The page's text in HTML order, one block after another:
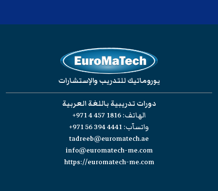
يوروماتيك للتدريب والإستشارات
دورات تدريبية باللغة العربية
الهاتف:+971 4 457 1816
واتسآب:+971 56 394 4441
tadreeb@euromatech.ae
info@euromatech-me.com
https://euromatech-me.com